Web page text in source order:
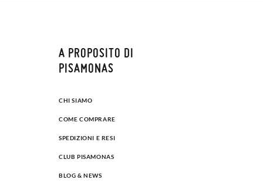
A PROPOSITO DI
PISAMONAS
CHI SIAMO
COME COMPRARE
SPEDIZIONI E RESI
CLUB PISAMONAS
BLOG & NEWS